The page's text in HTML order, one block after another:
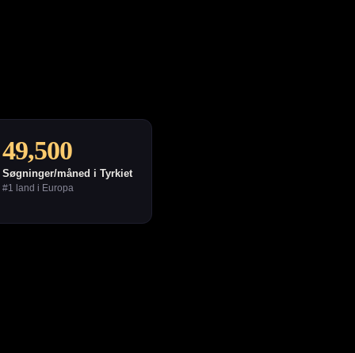
49,500
Søgninger/måned i Tyrkiet
#1 land i Europa